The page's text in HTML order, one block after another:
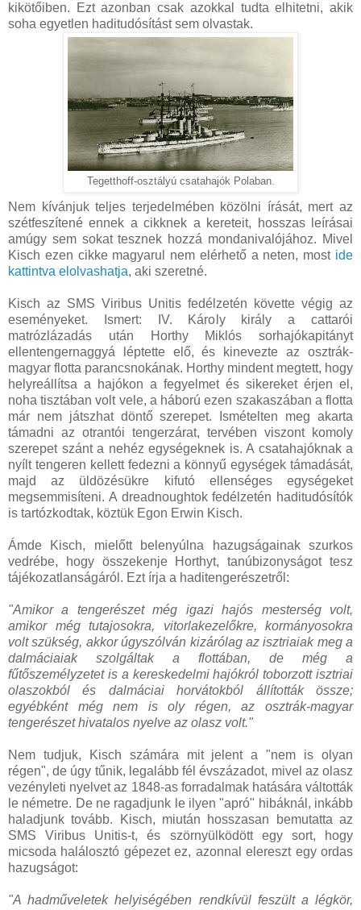
kikötőiben. Ezt azonban csak azokkal tudta elhitetni, akik
soha egyetlen haditudósítást sem olvastak.
Tegetthoff-osztályú csatahajók Polaban.
Nem kívánjuk teljes terjedelmében közölni írását, mert az
szétfeszítené ennek a cikknek a kereteit, hosszas leírásai
amúgy sem sokat tesznek hozzá mondanivalójához. Mivel
Kisch ezen cikke magyarul nem elérhető a neten, most ide
kattintva elolvashatja, aki szeretné.
Kisch az SMS Viribus Unitis fedélzetén követte végig az
eseményeket. Ismert: IV. Károly király a cattarói
matrózlázadás után Horthy Miklós sorhajókapitányt
ellentengernaggyá léptette elő, és kinevezte az osztrák-
magyar flotta parancsnokának. Horthy mindent megtett, hogy
helyreállítsa a hajókon a fegyelmet és sikereket érjen el,
noha tisztában volt vele, a háború ezen szakaszában a flotta
már nem játszhat döntő szerepet. Ismételten meg akarta
támadni az otrantói tengerzárat, tervében viszont komoly
szerepet szánt a nehéz egységeknek is. A csatahajóknak a
nyílt tengeren kellett fedezni a könnyű egységek támadását,
majd az üldözésükre kifutó ellenséges egységeket
megsemmisíteni. A dreadnoughtok fedélzetén haditudósítók
is tartózkodtak, köztük Egon Erwin Kisch.
Ámde Kisch, mielőtt belenyúlna hazugságainak szurkos
vedrébe, hogy összekenje Horthyt, tanúbizonyságot tesz
tájékozatlanságáról. Ezt írja a haditengerészetről:
"Amikor a tengerészet még igazi hajós mesterség volt,
amikor még tutajosokra, vitorlakezelőkre, kormányosokra
volt szükség, akkor úgyszólván kizárólag az isztriaiak meg a
dalmáciaiak szolgáltak a flottában, de még a
fűtőszemélyzetet is a kereskedelmi hajókról toborzott isztriai
olaszokból és dalmáciai horvátokból állították össze;
egyébként még nem is oly régen, az osztrák-magyar
tengerészet hivatalos nyelve az olasz volt."
Nem tudjuk, Kisch számára mit jelent a "nem is olyan
régen", de úgy tűnik, legalább fél évszázadot, mivel az olasz
vezényleti nyelvet az 1848-as forradalmak hatására váltották
le németre. De ne ragadjunk le ilyen "apró" hibáknál, inkább
haladjunk tovább. Kisch, miután hosszasan bemutatta az
SMS Viribus Unitis-t, és szörnyülködött egy sort, hogy
micsoda halálosztó gépezet ez, azonnal elereszt egy ordas
hazugságot:
"A hadműveletek helyiségében rendkívül feszült a légkör,